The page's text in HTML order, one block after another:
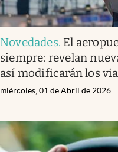
Novedades. El
siempre: revelan
así modificarán los
miércoles, 01 de Abril de 2026